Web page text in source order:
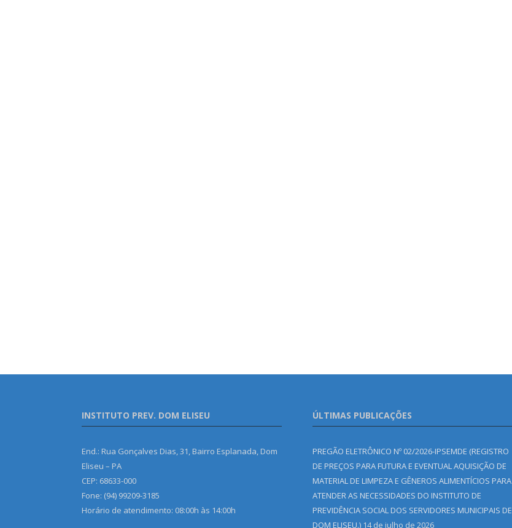
INSTITUTO PREV. DOM ELISEU
End.: Rua Gonçalves Dias, 31, Bairro Esplanada, Dom
Eliseu – PA
CEP: 68633-000
Fone: (94) 99209-3185
Horário de atendimento: 08:00h às 14:00h
ÚLTIMAS PUBLICAÇÕES
PREGÃO ELETRÔNICO Nº 02/2026-IPSEMDE (REGISTRO
DE PREÇOS PARA FUTURA E EVENTUAL AQUISIÇÃO DE
MATERIAL DE LIMPEZA E GÊNEROS ALIMENTÍCIOS PARA
ATENDER AS NECESSIDADES DO INSTITUTO DE
PREVIDÊNCIA SOCIAL DOS SERVIDORES MUNICIPAIS DE
DOM ELISEU.) 14 de julho de 2026